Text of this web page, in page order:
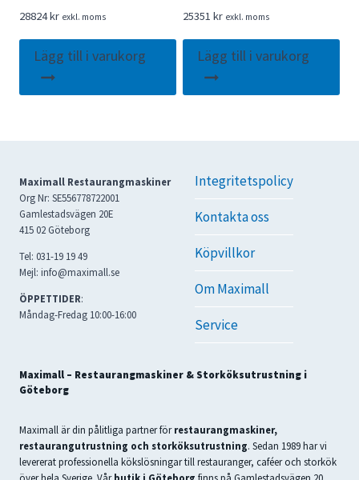
28824kr exkl. moms
Lägg till i varukorg
25351 kr exkl. moms
Lägg till i varukorg
Maximall Restaurangmaskiner
Org Nr: SE556778722001
Gamlestadsvägen 20E
415 02 Göteborg
Tel: 031-19 19 49
Mejl: info@maximall.se
ÖPPETTIDER:
Måndag-Fredag 10:00-16:00
Integritetspolicy
Kontakta oss
Köpvillkor
Om Maximall
Service
Maximall – Restaurangmaskiner & Storköksutrustning i
Göteborg
Maximall är din pålitliga partner förrestaurangmaskiner,
restaurangutrustning och storköksutrustning. Sedan 1989 har vi
levererat professionella kökslösningar till restauranger, caféer och storkök